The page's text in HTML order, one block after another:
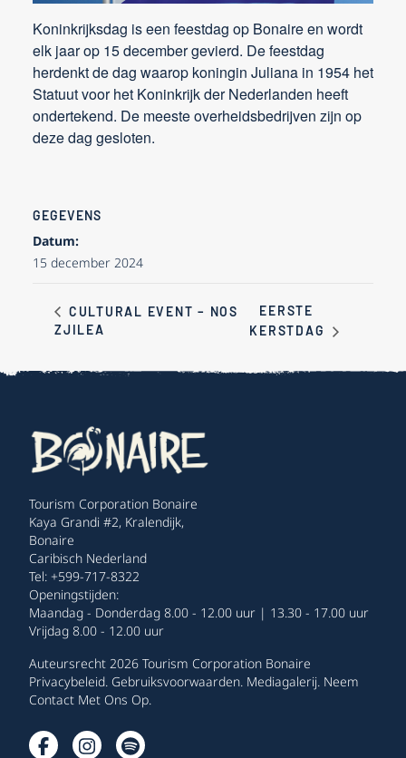
Koninkrijksdag is een feestdag op Bonaire en wordt
elk jaar op 15 december gevierd. De feestdag
herdenkt de dag waarop koningin Juliana in 1954 het
Statuut voor het Koninkrijk der Nederlanden heeft
ondertekend. De meeste overheidsbedrijven zijn op
deze dag gesloten.
GEGEVENS
Datum:
15 december 2024
CULTURAL EVENT – NOS
ZJILEA
EERSTE
KERSTDAG
Tourism Corporation Bonaire
Kaya Grandi #2, Kralendijk,
Bonaire
Caribisch Nederland
Tel: +599-717-8322
Openingstijden:
Maandag - Donderdag 8.00 - 12.00 uur | 13.30 - 17.00 uur
Vrijdag 8.00 - 12.00 uur
Auteursrecht 2026 Tourism Corporation Bonaire
Privacybeleid. Gebruiksvoorwaarden. Mediagalerij. Neem
Contact Met Ons Op.